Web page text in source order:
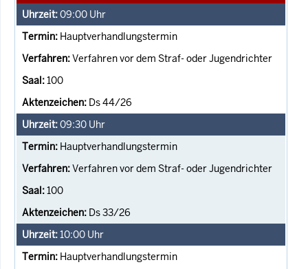
09:00 Uhr
Hauptverhandlungstermin
Verfahren vor dem Straf- oder Jugendrichter
100
Ds 44/26
09:30 Uhr
Hauptverhandlungstermin
Verfahren vor dem Straf- oder Jugendrichter
100
Ds 33/26
10:00 Uhr
Hauptverhandlungstermin